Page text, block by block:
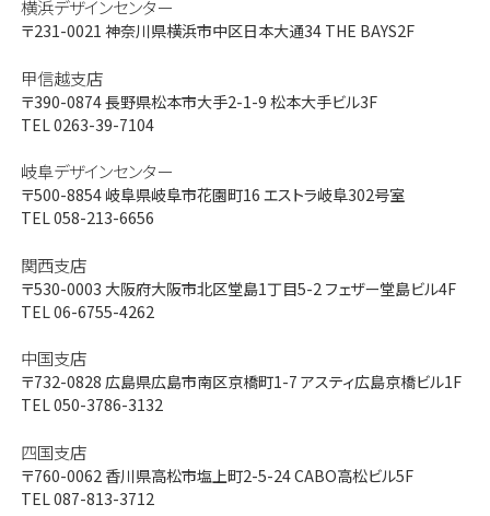
横浜デザインセンター
〒231-0021 神奈川県横浜市中区日本大通34 THE BAYS2F
甲信越支店
〒390-0874長野県松本市大手2-1-9 松本大手ビル3F
TEL 0263-39-7104
岐阜デザインセンター
〒500-8854岐阜県岐阜市花園町16 エストラ岐阜302号室
TEL 058-213-6656
関西支店
〒530-0003 大阪府大阪市北区堂島1丁目5-2 フェザー堂島ビル4F
TEL 06-6755-4262
中国支店
〒732-0828 広島県広島市南区京橋町1-7 アスティ広島京橋ビル1F
TEL 050-3786-3132
四国支店
〒760-0062 香川県高松市塩上町2-5-24 CABO高松ビル5F
TEL 087-813-3712